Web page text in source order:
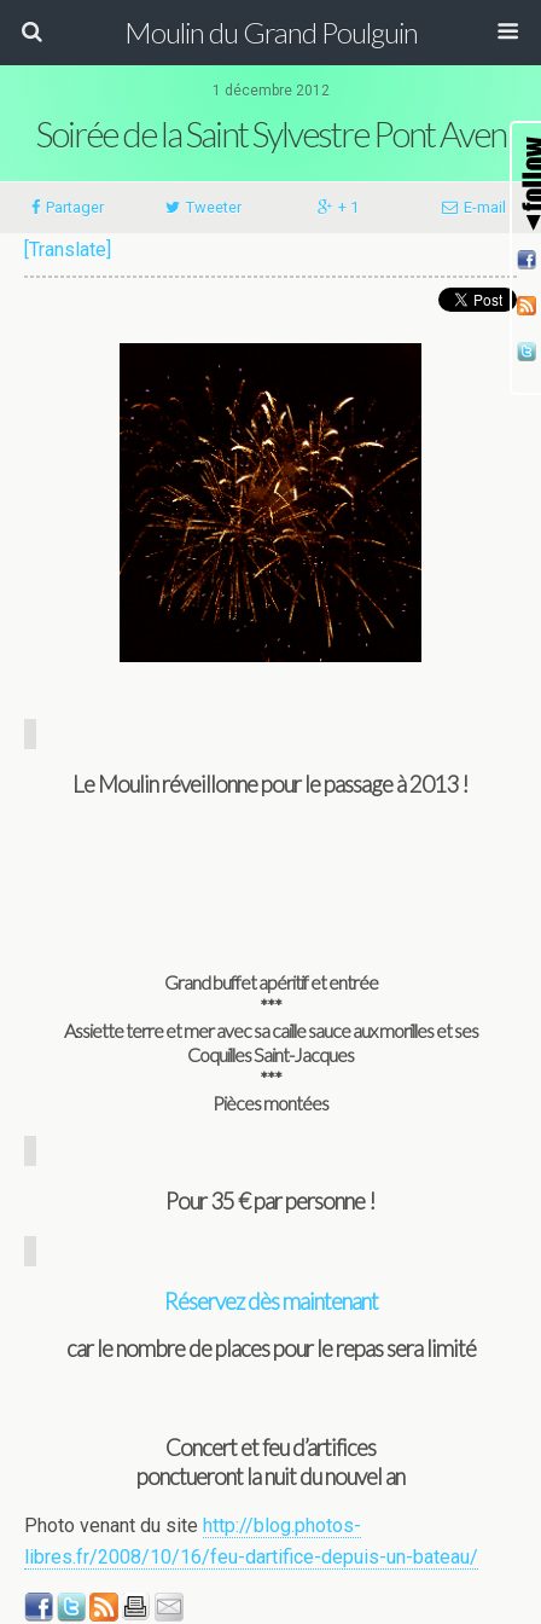
Moulin du Grand Poulguin
1 décembre 2012
Soirée de la Saint Sylvestre Pont Aven
Partager Tweeter + 1 E-mail
[Translate]
Le Moulin réveillonne pour le passage à 2013 !
Grand buffet apéritif et entrée
***
Assiette terre et mer avec sa caille sauce aux morilles et ses
Coquilles Saint-Jacques
***
Pièces montées
Pour 35 € par personne !
Réservez dès maintenant
car le nombre de places pour le repas sera limité
Concert et feu d’artifices
ponctueront la nuit du nouvel an
Photo venant du site http://blog.photos-
libres.fr/2008/10/16/feu-dartifice-depuis-un-bateau/